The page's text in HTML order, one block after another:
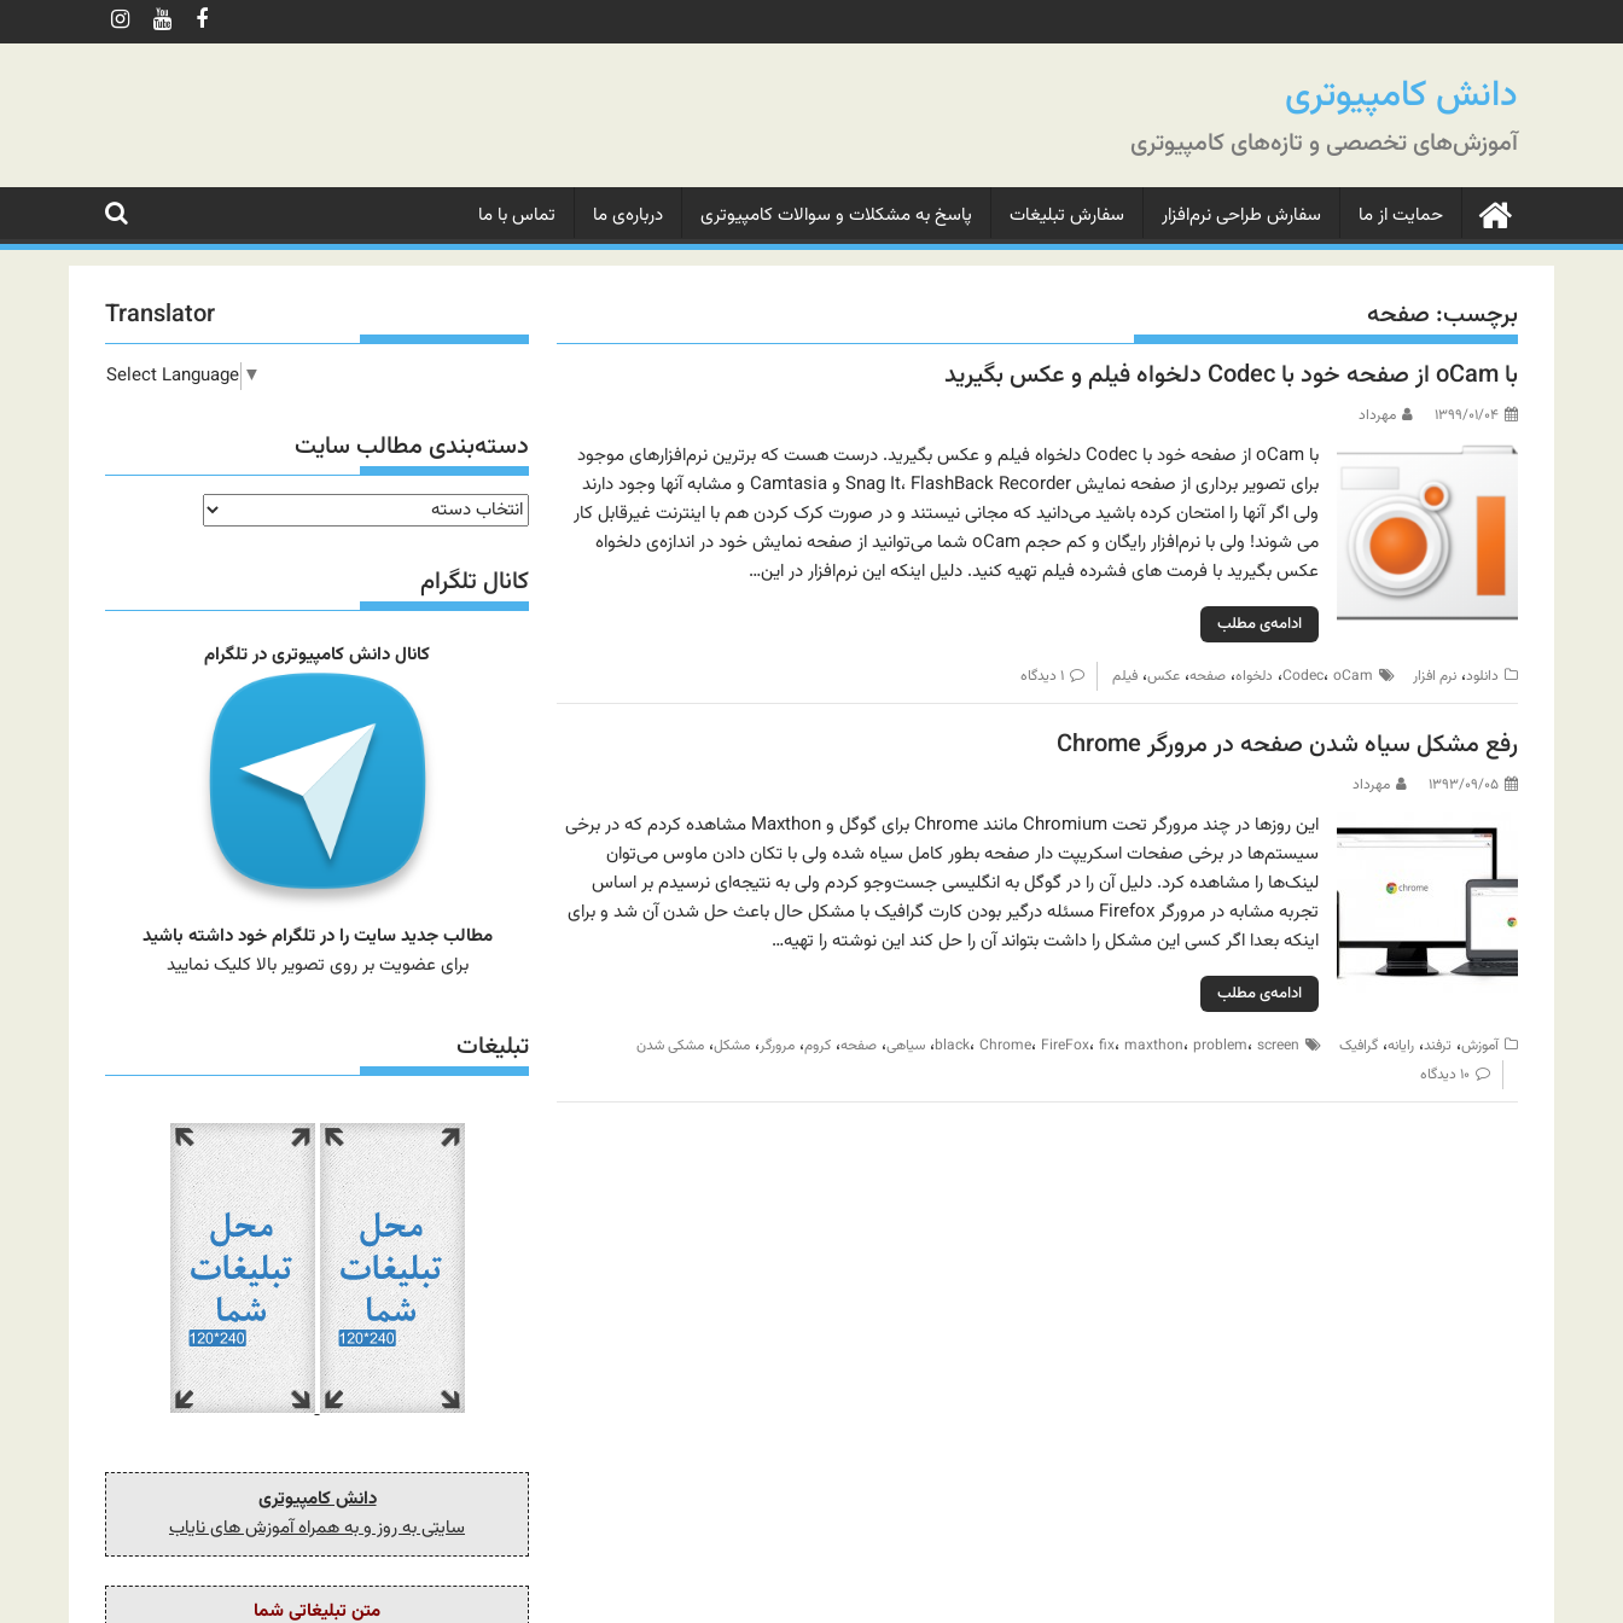
به
دانش کامپیوتری
آموزش‌های تخصصی و تازه‌های کامپیوتری
حمایت از ما سفارش طراحی نرم‌افزار سفارش‌ تبلیغات‌ پاسخ به مشکلات‌ و‌ سوالات‌ کامپیوتری درباره‌ی ما‌ تماس با ما
برچسب: صفحه
با oCam از صفحه خود با Codec دلخواه فیلم و عکس بگیرید
۱۳۹۹/۰۱/۰۴ مهرداد
با oCam از صفحه خود با Codec دلخواه فیلم و عکس بگیرید. درست هست که برترین نرم‌افزارهای موجود
برای تصویر برداری از صفحه نمایش Snag It، FlashBack Recorder و Camtasia و مشابه آنها وجود دارند
ولی اگر آنها را امتحان کرده باشید می‌دانید که مجانی نیستند و در صورت کرک کردن هم با اینترنت غیرقابل کار
می شوند! ولی با نرم‌افزار رایگان و کم حجم oCam شما می‌توانید از صفحه نمایش خود در اندازه‌ی دلخواه
عکس بگیرید با فرمت های فشرده فیلم تهیه کنید. دلیل اینکه این نرم‌افزار در این…
ادامه‌ی مطلب
دانلود، نرم افزار Codec، oCam ، دلخواه، صفحه، عکس، فیلم ۱ دیدگاه
رفع مشکل سیاه شدن صفحه در مرورگر Chrome
۱۳۹۳/۰۹/۰۵ مهرداد
این روزها در چند مرورگر تحت Chromium مانند Chrome برای گوگل و Maxthon مشاهده کردم که در برخی
سیستم‌ها در برخی صفحات اسکریپت دار صفحه بطور کامل سیاه شده ولی با تکان دادن ماوس می‌توان
لینک‌ها را مشاهده کرد. دلیل آن را در گوگل به انگلیسی جست‌وجو کردم ولی به نتیجه‌ای نرسیدم بر اساس
تجربه مشابه در مرورگر Firefox مسئله درگیر بودن کارت گرافیک با مشکل حال باعث حل شدن آن شد و برای
اینکه بعدا اگر کسی این مشکل را داشت بتواند آن را حل کند این نوشته را تهیه…
ادامه‌ی مطلب
آموزش، ترفند، رایانه، گرافیک black، Chrome، FireFox، fix، maxthon، problem، screen ، سیاهی، صفحه، کروم، مرورگر، مشکل، مشکی شدن
۱۰ دیدگاه
Translator
Select Language ▼
دسته‌بندی مطالب سایت
دسته‌بندی
مطالب
سایت
کانال تلگرام
کانال دانش کامپیوتری در تلگرام
مطالب جدید سایت را در تلگرام خود داشته باشید
برای عضویت بر روی تصویر بالا کلیک نمایید
تبلیغات
دانش کامپیوتری
سایتی به روز و به همراه آموزش های نایاب
متن تبلیغاتی شما